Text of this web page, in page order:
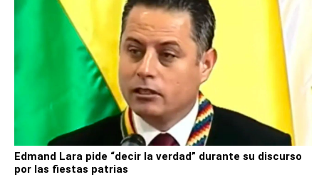
Edmand Lara pide “decir la verdad” durante su discurso
por las fiestas patrias